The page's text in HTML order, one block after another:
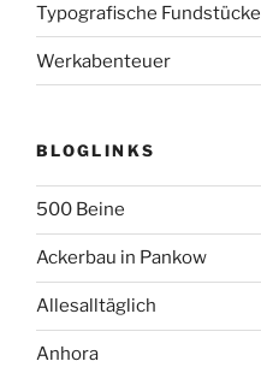
Typografische Fundstücke
Werkabenteuer
BLOGLINKS
500 Beine
Ackerbau in Pankow
Allesalltäglich
Anhora